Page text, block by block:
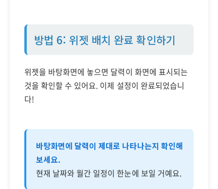
방법 6: 위젯 배치 완료 확인하기
위젯을 바탕화면에 놓으면 달력이 화면에 표시되는
것을 확인할 수 있어요. 이제 설정이 완료되었습니
다!
바탕화면에 달력이 제대로 나타나는지 확인해
보세요.
현재 날짜와 월간 일정이 한눈에 보일 거예요.